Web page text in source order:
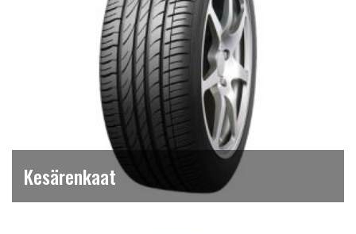
Kesärenkaat